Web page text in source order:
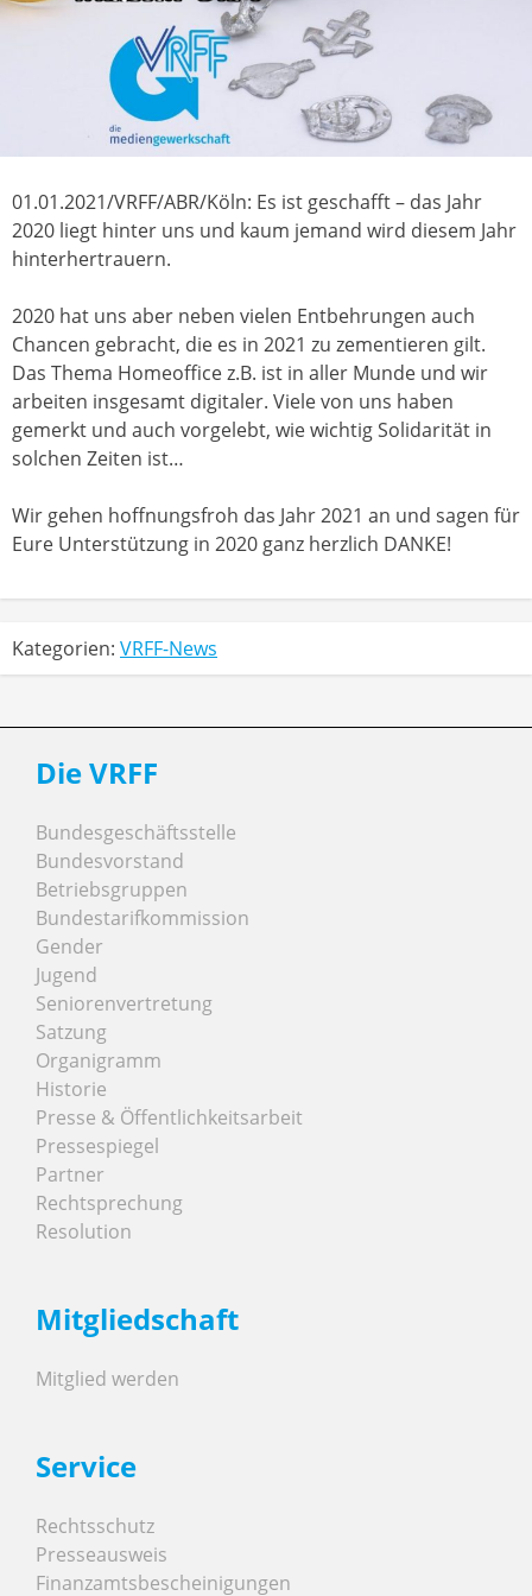
01.01.2021/VRFF/ABR/Köln: Es ist geschafft – das Jahr
2020 liegt hinter uns und kaum jemand wird diesem Jahr
hinterhertrauern.
2020 hat uns aber neben vielen Entbehrungen auch
Chancen gebracht, die es in 2021 zu zementieren gilt.
Das Thema Homeoffice z.B. ist in aller Munde und wir
arbeiten insgesamt digitaler. Viele von uns haben
gemerkt und auch vorgelebt, wie wichtig Solidarität in
solchen Zeiten ist…
Wir gehen hoffnungsfroh das Jahr 2021 an und sagen für
Eure Unterstützung in 2020 ganz herzlich DANKE!
Kategorien: VRFF-News
Die VRFF
Bundesgeschäftsstelle
Bundesvorstand
Betriebsgruppen
Bundestarifkommission
Gender
Jugend
Seniorenvertretung
Satzung
Organigramm
Historie
Presse & Öffentlichkeitsarbeit
Pressespiegel
Partner
Rechtsprechung
Resolution
Mitgliedschaft
Mitglied werden
Service
Rechtsschutz
Presseausweis
Finanzamtsbescheinigungen